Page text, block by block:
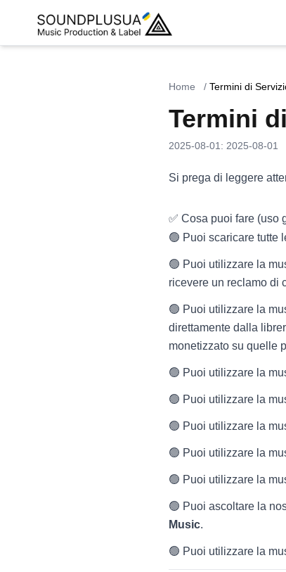
Home / Termini di
Termini
2025-08-01 : 2025-08-01
Si prega di leggere
✅ Cosa puoi fare (uso
🟢 Puoi scaricare tutte
🟢 Puoi utilizzare la
ricevere un reclamo di
🟢 Puoi utilizzare la
direttamente dalla
monetizzato su quelle
🟢 Puoi utilizzare la
🟢 Puoi utilizzare la
🟢 Puoi utilizzare la
🟢 Puoi utilizzare la
🟢 Puoi utilizzare la
🟢 Puoi ascoltare la
Music.
🟢 Puoi utilizzare la